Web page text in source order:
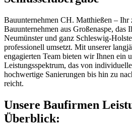
Bauunternehmen CH. Matthießen – Ihr
Bauunternehmen aus Großenaspe, das
Neumünster und ganz Schleswig-
professionell umsetzt. Mit unserer
engagierten Team bieten wir Ihnen ein
Leistungsspektrum, das von
hochwertige Sanierungen bis hin zu
reicht.
Unsere Baufirmen
Überblick: